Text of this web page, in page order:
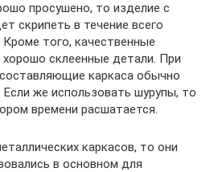
просушено, то изделие с
скрипеть в течение всего
того, качественные
склеенные детали. При
каркаса обычно
же использовать шурупы, то
времени расшатается.
каркасов, то они
в основном для